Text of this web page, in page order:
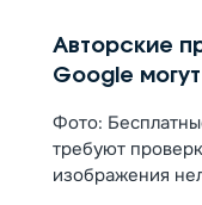
Авторские
Google
Фото:
требуют
изображения